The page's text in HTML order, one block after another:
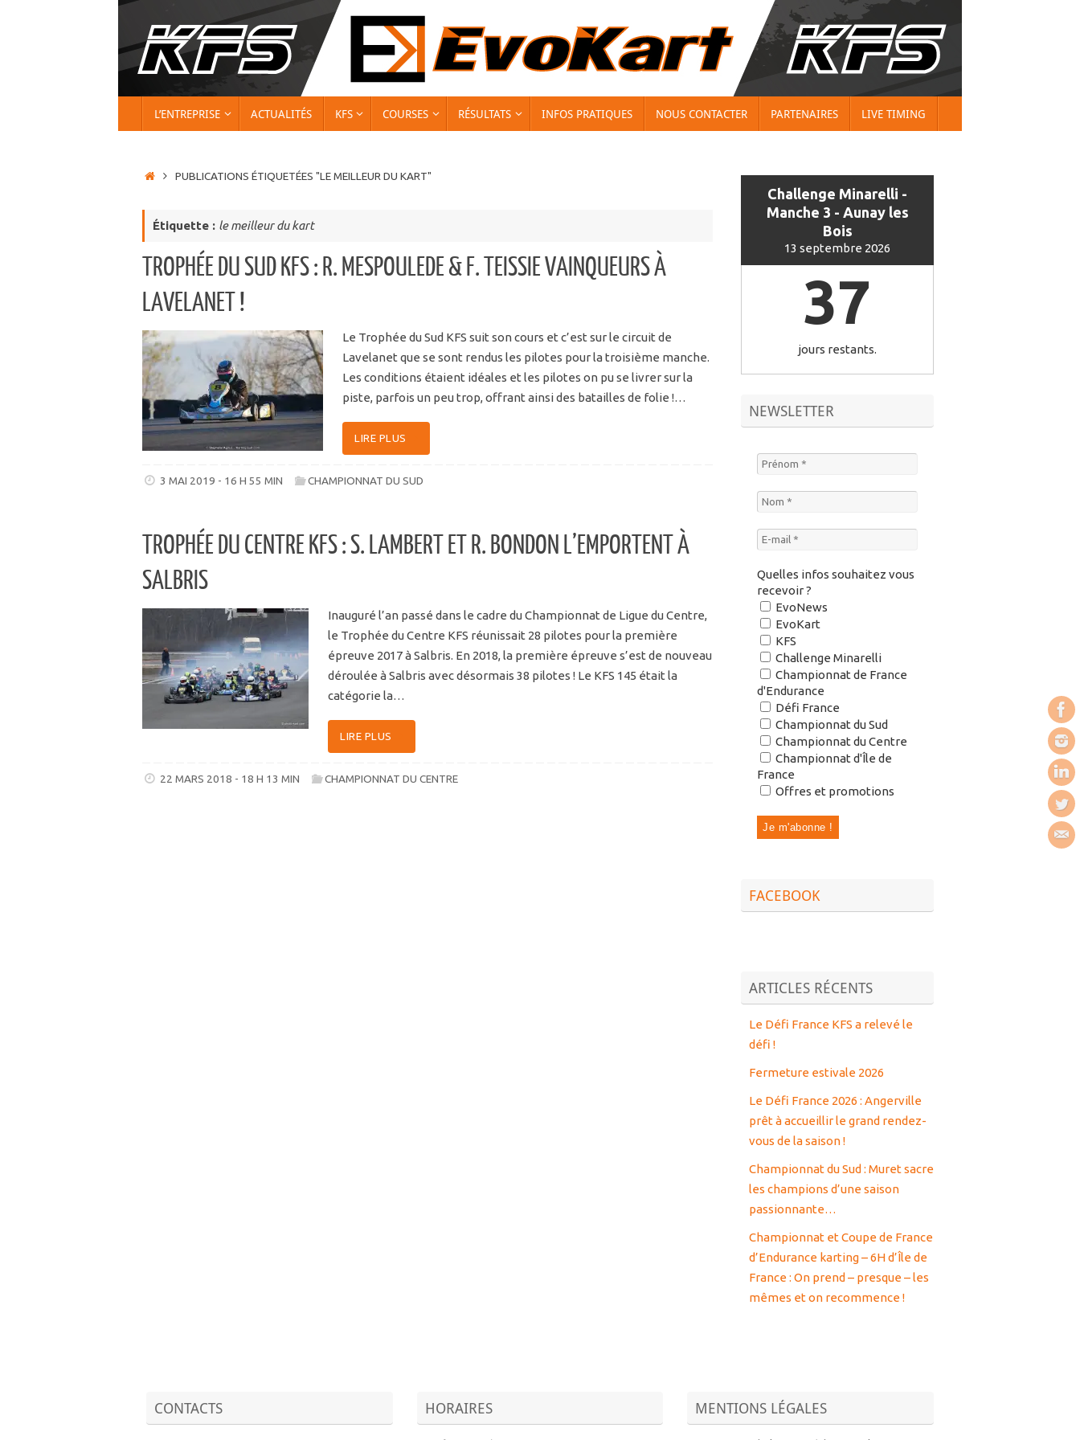
L’ENTREPRISE ACTUALITÉS KFS COURSES RÉSULTATS INFOS PRATIQUES NOUS CONTACTER PARTENAIRES LIVE TIMING
ACCUEIL
PUBLICATIONS ÉTIQUETÉES "LE MEILLEUR DU KART"
Étiquette : le meilleur du kart
TROPHÉE DU SUD KFS : R. MESPOULEDE & F. TEISSIE VAINQUEURS À
LAVELANET !
Le Trophée du Sud KFS suit son cours et c’est sur le circuit de
Lavelanet que se sont rendus les pilotes pour la troisième manche.
Les conditions étaient idéales et les pilotes on pu se livrer sur la
piste, parfois un peu trop, offrant ainsi des batailles de folie !…
LIRE PLUS
3 MAI 2019 - 16 H 55 MIN CHAMPIONNAT DU SUD
TROPHÉE DU CENTRE KFS : S. LAMBERT ET R. BONDON L’EMPORTENT À
SALBRIS
Inauguré l’an passé dans le cadre du Championnat de Ligue du Centre,
le Trophée du Centre KFS réunissait 28 pilotes pour la première
épreuve 2017 à Salbris. En 2018, la première épreuve s’est de nouveau
déroulée à Salbris avec désormais 38 pilotes ! Le KFS 145 était la
catégorie la…
LIRE PLUS
22 MARS 2018 - 18 H 13 MIN CHAMPIONNAT DU CENTRE
Challenge Minarelli -
Manche 3 - Aunay les
Bois
13 septembre 2026
37
jours restants.
NEWSLETTER
Quelles infos souhaitez vous
recevoir ?
EvoNews
EvoKart
KFS
Challenge Minarelli
Championnat de France
d'Endurance
Défi France
Championnat du Sud
Championnat du Centre
Championnat d'Île de
France
Offres et promotions
FACEBOOK
ARTICLES RÉCENTS
Le Défi France KFS a relevé le
défi !
Fermeture estivale 2026
Le Défi France 2026 : Angerville
prêt à accueillir le grand rendez-
vous de la saison !
Championnat du Sud : Muret sacre
les champions d’une saison
passionnante…
Championnat et Coupe de France
d’Endurance karting – 6H d’Île de
France : On prend – presque – les
mêmes et on recommence !
CONTACTS HORAIRES MENTIONS LÉGALES